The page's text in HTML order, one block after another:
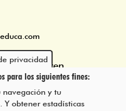
Eskola
privacidad
para los siguientes fines:
navegación y tu
obtener estadísticas